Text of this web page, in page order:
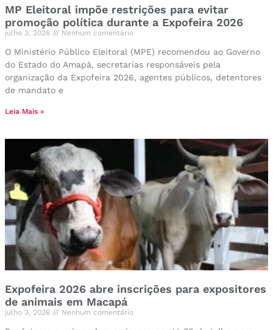
MP Eleitoral impõe restrições para evitar
promoção política durante a Expofeira 2026
julho 3, 2026 Nenhum comentário
O Ministério Público Eleitoral (MPE) recomendou ao Governo
do Estado do Amapá, secretarias responsáveis pela
organização da Expofeira 2026, agentes públicos, detentores
de mandato e
Leia Mais »
Expofeira 2026 abre inscrições para expositores
de animais em Macapá
julho 3, 2026 Nenhum comentário